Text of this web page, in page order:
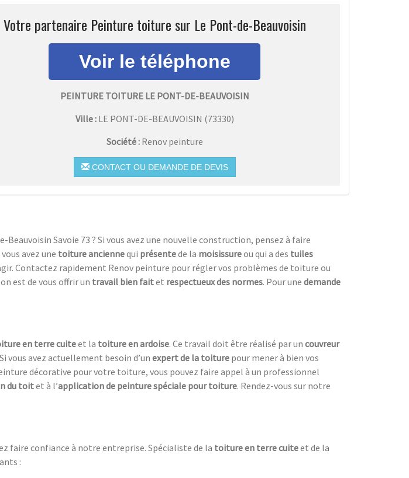
Votre partenaire Peinture toiture sur Le Pont-de-Beauvoisin
PEINTURE TOITURE LE PONT-DE-BEAUVOISIN
Ville : LE PONT-DE-BEAUVOISIN (73330)
Société : Renov peinture
CONTACT OU DEMANDE DE DEVIS
Savoie 73 ? Si vous avez une nouvelle construction, pensez à faire
vous avez une toiture anciennequi présentede la moisissureou qui a des tuiles
Contactez rapidement Renov peinture pour régler vos problèmes de toiture ou
est de vous offrir un travail bien faitet respectueux des normes. Pour une demande
en terre cuiteet la toiture en ardoise. Ce travail doit être réalisé par un couvreur
vous avez actuellement besoin d’un expert de la toiture pour mener à bien vos
décorative pour votre toiture, vous pouvez faire appel à un professionnel
du toitet à l’application de peinture spéciale pour toiture. Rendez-vous sur notre
faire confiance à notre entreprise. Spécialiste de la toiture en terre cuiteet de la
: